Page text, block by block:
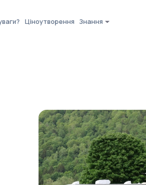
Ціноутворення Знання